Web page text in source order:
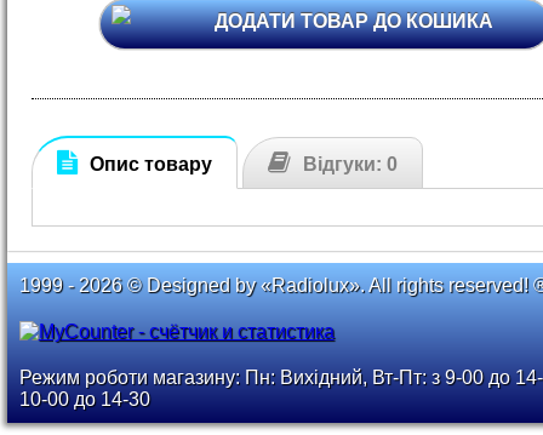
ДОДАТИ ТОВАР ДО КОШИКА
Опис товару Відгуки: 0
1999 - 2026 © Designed by «Radiolux». All rights reserved!
Режим роботи магазину: Пн: Вихідний, Вт-Пт: з 9-00 до
10-00 до 14-30